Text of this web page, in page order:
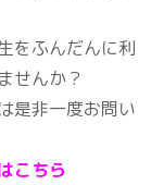
をふんだんに利
せんか？
是非一度お問い
こちら